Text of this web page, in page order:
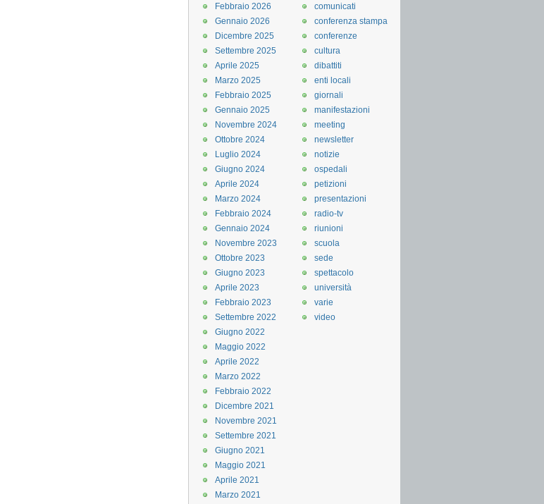
comunicati
conferenza stampa
conferenze
cultura
dibattiti
enti locali
giornali
manifestazioni
meeting
newsletter
notizie
ospedali
petizioni
presentazioni
radio-tv
riunioni
scuola
sede
spettacolo
università
varie
video
Febbraio 2026
Gennaio 2026
Dicembre 2025
Settembre 2025
Aprile 2025
Marzo 2025
Febbraio 2025
Gennaio 2025
Novembre 2024
Ottobre 2024
Luglio 2024
Giugno 2024
Aprile 2024
Marzo 2024
Febbraio 2024
Gennaio 2024
Novembre 2023
Ottobre 2023
Giugno 2023
Aprile 2023
Febbraio 2023
Settembre 2022
Giugno 2022
Maggio 2022
Aprile 2022
Marzo 2022
Febbraio 2022
Dicembre 2021
Novembre 2021
Settembre 2021
Giugno 2021
Maggio 2021
Aprile 2021
Marzo 2021